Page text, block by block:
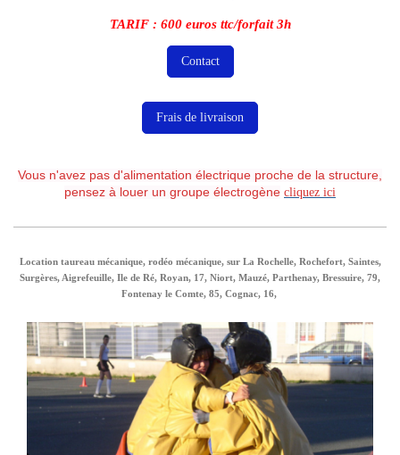
TARIF : 600 euros ttc/forfait 3h
Contact
Frais de livraison
Vous n'avez pas d'alimentation électrique proche de la structure,
pensez à louer un groupe électrogène cliquez ici
Location taureau mécanique, rodéo mécanique, sur La Rochelle, Rochefort, Saintes,
Surgères, Aigrefeuille, Ile de Ré, Royan, 17, Niort, Mauzé, Parthenay, Bressuire, 79,
Fontenay le Comte, 85, Cognac, 16,